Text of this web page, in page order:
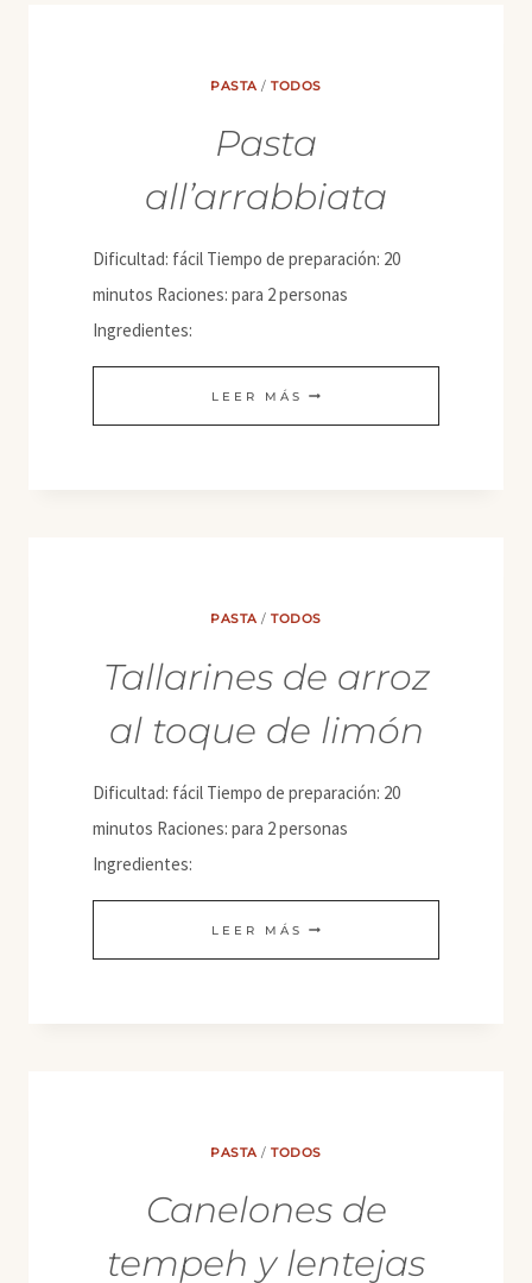
PASTA /TODOS
Pasta
all’arrabbiata
Dificultad: fácil Tiempo de preparación: 20
minutos Raciones: para 2 personas
Ingredientes:
LEER MÁS PASTA
ALL’ARRABBIATA
PASTA /TODOS
Tallarines de arroz
al toque de limón
Dificultad: fácil Tiempo de preparación: 20
minutos Raciones: para 2 personas
Ingredientes:
LEER MÁS TALLARINES
DE
PASTA /TODOS
Canelones de
tempeh y lentejas